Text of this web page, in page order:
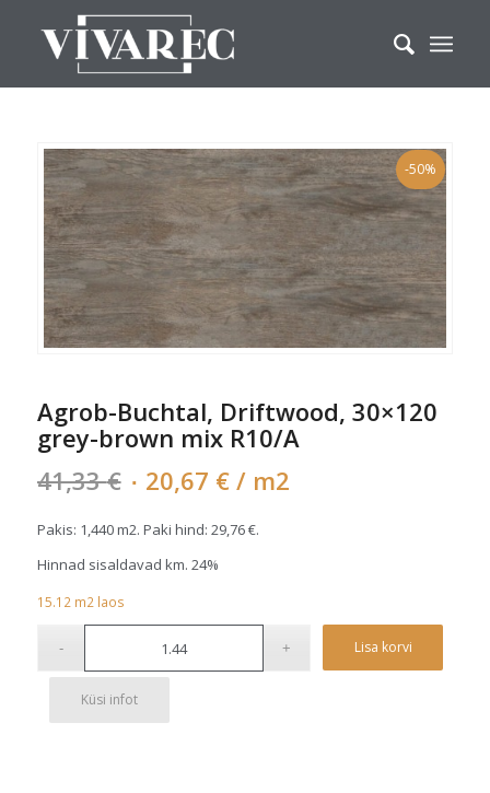
-50%
Agrob-Buchtal, Driftwood, 30×120
grey-brown mix R10/A
41,33€ Algne
oli:
41,33 €.
20,67 €Current
is:
/ m2
Pakis: 1,440 m2. Paki hind: 29,76€.
Hinnad sisaldavad km. 24%
15.12 m2laos
Lisa korvi
Küsi infot